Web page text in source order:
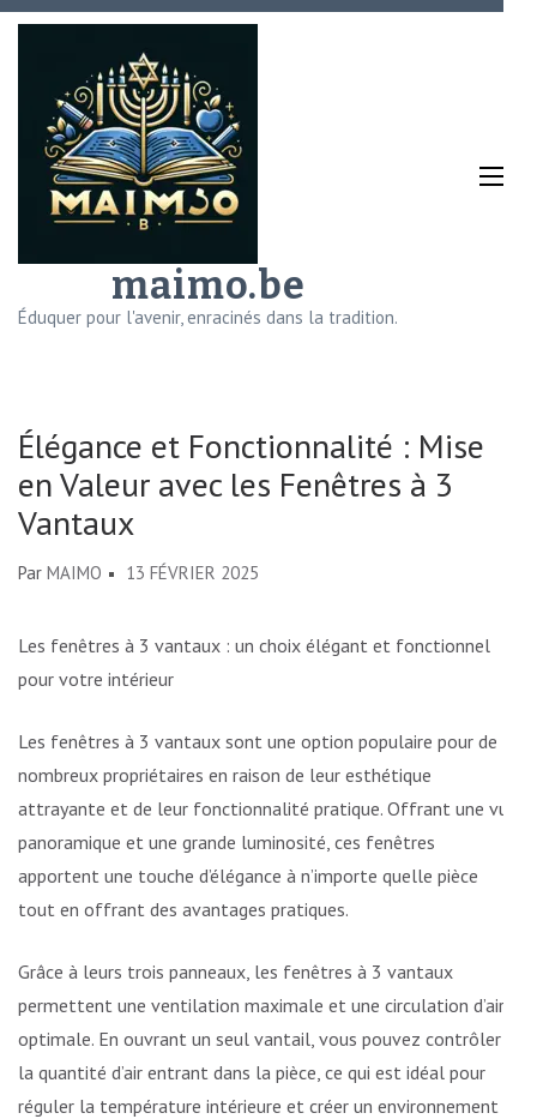
Aller
(Pressez
Entrée)
maimo.be
Éduquer pour l'avenir, enracinés dans la tradition.
Élégance et Fonctionnalité : Mise
en Valeur avec les Fenêtres à 3
Vantaux
Par MAIMO 13 FÉVRIER 2025
Les fenêtres à 3 vantaux : un choix élégant et fonctionnel
pour votre intérieur
Les fenêtres à 3 vantaux sont une option populaire pour de
nombreux propriétaires en raison de leur esthétique
attrayante et de leur fonctionnalité pratique. Offrant une vue
panoramique et une grande luminosité, ces fenêtres
apportent une touche d’élégance à n’importe quelle pièce
tout en offrant des avantages pratiques.
Grâce à leurs trois panneaux, les fenêtres à 3 vantaux
permettent une ventilation maximale et une circulation d’air
optimale. En ouvrant un seul vantail, vous pouvez contrôler
la quantité d’air entrant dans la pièce, ce qui est idéal pour
réguler la température intérieure et créer un environnement